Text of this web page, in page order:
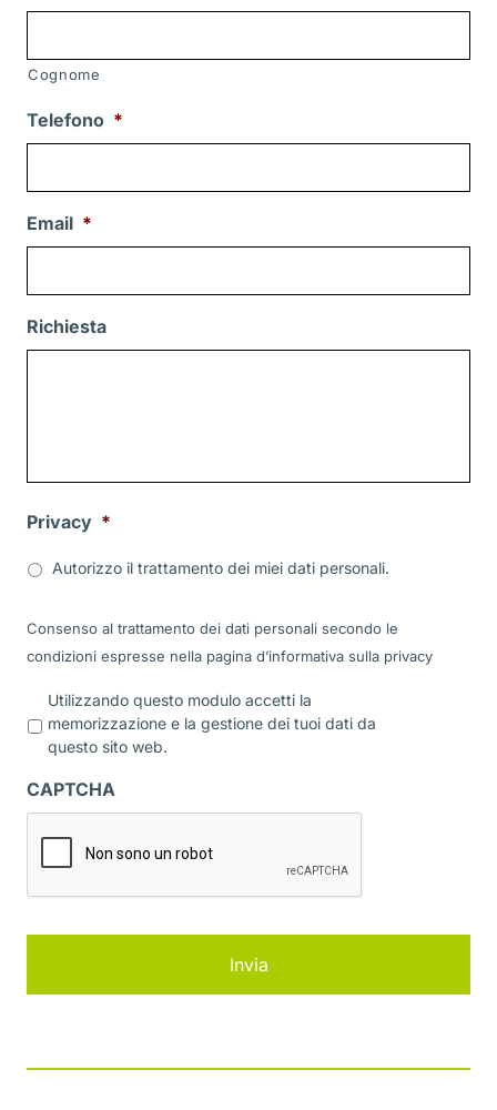
Cognome
Telefono *
Email *
Richiesta
Privacy *
Autorizzo il trattamento dei miei dati personali.
Consenso al trattamento dei dati personali secondo le
condizioni espresse nella pagina d’informativa sulla privacy
r
a
c
Utilizzando questo modulo accetti la
memorizzazione e la gestione dei tuoi dati da
questo sito web.
CAPTCHA